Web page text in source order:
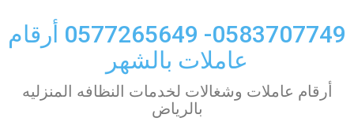
to
content
0583707749- 0577265649 أرقام
عاملات بالشهر
أرقام عاملات وشغالات لخدمات النظافه المنزليه
بالرياض